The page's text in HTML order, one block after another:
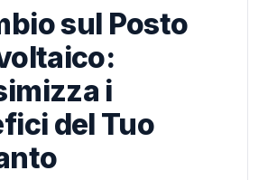
sul Posto
i
del Tuo